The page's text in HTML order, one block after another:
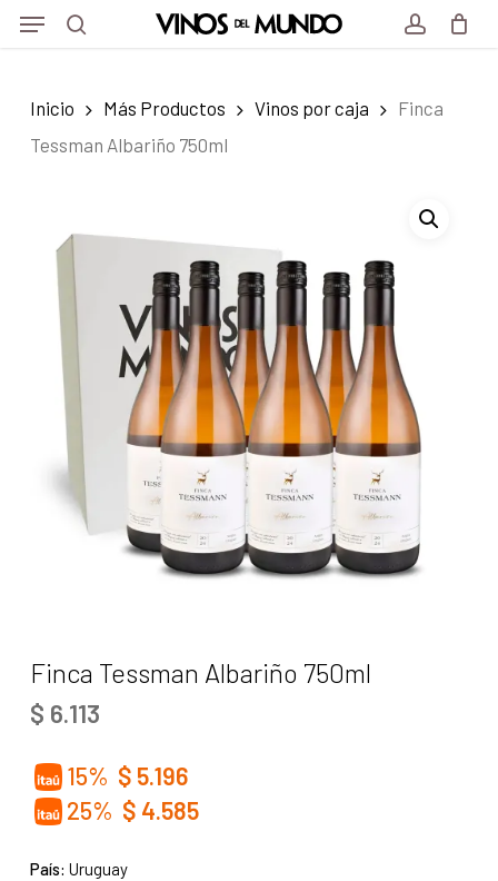
Skip
content
Menu
Inicio Más Productos Vinos por caja
Finca
Tessman Albariño 750ml
Finca Tessman Albariño 750ml
$ 6.113
15% $ 5.196
25% $ 4.585
País: Uruguay
Menu